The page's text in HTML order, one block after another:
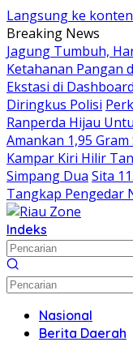
Langsung ke konten
Breaking News
Jagung Tumbuh,
Ketahanan Pangan
Ekstasi di
Diringkus Polisi
Ranperda Hijau
Amankan 1,95
Kampar Kiri Hilir
Simpang Dua Sita
Tangkap Pengedar
Indeks
Nasional
Berita Daerah